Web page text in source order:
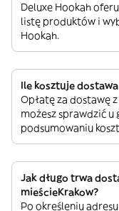
Deluxe Hookah
listę produktów i
Hookah.
Ile kosztuje
Opłatę za dostawę
możesz sprawdzić u
podsumowaniu
Jak długo trwa
mieścieKrakow?
Po określeniu